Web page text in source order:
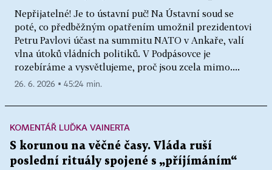
Nepřijatelné! Je to ústavní puč! Na Ústavní soud se
poté, co předběžným opatřením umožnil prezidentovi
Petru Pavlovi účast na summitu NATO v Ankaře, valí
vlna útoků vládních politiků. V Podpásovce je
rozebíráme a vysvětlujeme, proč jsou zcela mimo....
26. 6. 2026 ▪ 45:24 min.
KOMENTÁŘ LUĎKA VAINERTA
S korunou na věčné časy. Vláda ruší
poslední rituály spojené s „příjímáním“